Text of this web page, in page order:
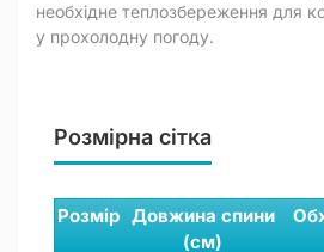
необхідне теплозбереження для
у прохолодну погоду.
Розмірна сітка
Розмір Довжина спини
(см)